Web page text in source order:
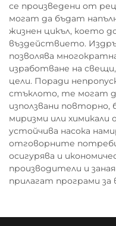
се произведени от
могат да бъдат
жизнен цикъл, което
въздействието.
позволява
изработване на
цели. Поради
стъклото, те могат
използвани
миризми или
устойчива насока
отговорните
осигурява и
производители и
прилагат програми